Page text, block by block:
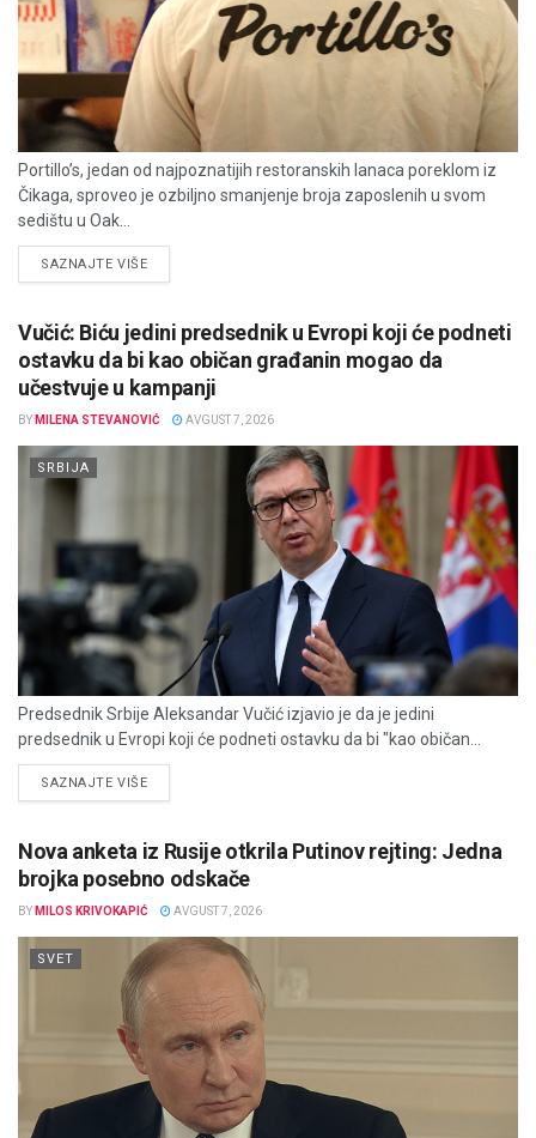
Portillo’s, jedan od najpoznatijih restoranskih lanaca poreklom iz
Čikaga, sproveo je ozbiljno smanjenje broja zaposlenih u svom
sedištu u Oak...
SAZNAJTE VIŠEDETAILS
Vučić: Biću jedini predsednik u Evropi koji će podneti
ostavku da bi kao običan građanin mogao da
učestvuje u kampanji
BY MILENA STEVANOVIĆ AVGUST 7, 2026
SRBIJA
Predsednik Srbije Aleksandar Vučić izjavio je da je jedini
predsednik u Evropi koji će podneti ostavku da bi "kao običan...
SAZNAJTE VIŠEDETAILS
Nova anketa iz Rusije otkrila Putinov rejting: Jedna
brojka posebno odskače
BY MILOS KRIVOKAPIĆ AVGUST 7, 2026
SVET